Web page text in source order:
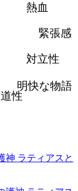
熱血
緊張感
対立性
明快な物語
性
神 ラティアスと